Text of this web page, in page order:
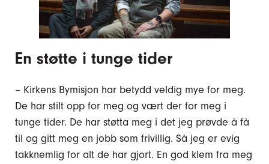
En støtte i tunge tider
– Kirkens Bymisjon har betydd veldig mye for meg.
De har stilt opp for meg og vært der for meg i
tunge tider. De har støtta meg i det jeg prøvde å få
til og gitt meg en jobb som frivillig. Så jeg er evig
takknemlig for alt de har gjort. En god klem fra meg